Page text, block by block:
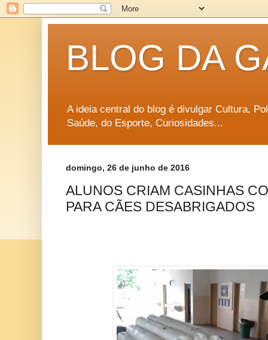
BLOG DA
A ideia central do blog é divulgar Cultura,
Saúde, do Esporte, Curiosidades...
domingo, 26 de junho de 2016
ALUNOS CRIAM CASINHAS
PARA CÃES DESABRIGADOS